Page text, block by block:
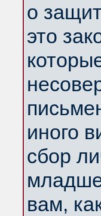
о
это
иного
сбор
вам,